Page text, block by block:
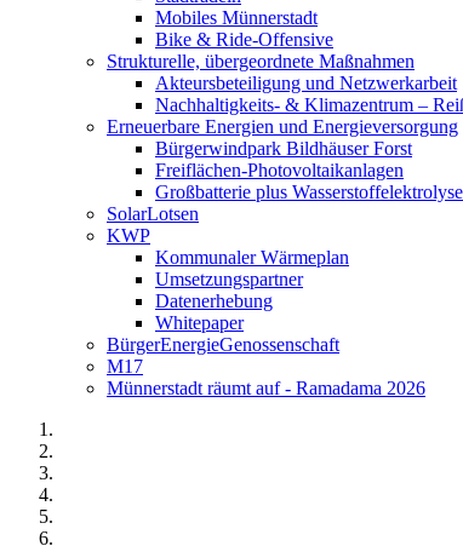
Mobiles Münnerstadt
Bike & Ride-Offensive
Strukturelle, übergeordnete Maßnahmen
Akteursbeteiligung und Netzwerkarbeit
Nachhaltigkeits- & Klimazentrum –
Erneuerbare Energien und Energieversorgung
Bürgerwindpark Bildhäuser Forst
Freiflächen-Photovoltaikanlagen
Großbatterie plus
SolarLotsen
KWP
Kommunaler Wärmeplan
Umsetzungspartner
Datenerhebung
Whitepaper
BürgerEnergieGenossenschaft
M17
Münnerstadt räumt auf - Ramadama 2026